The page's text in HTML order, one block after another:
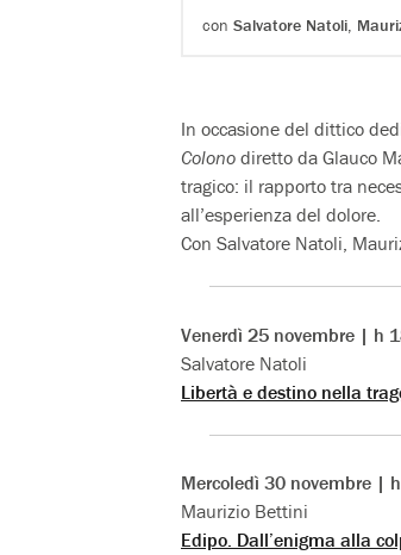
conSalvatore Natoli,
In occasione del dittico
Colono diretto da Glauco
tragico: il rapporto tra
all’esperienza del dolore.
Con Salvatore Natoli,
Venerdì 25 novembre | h
Salvatore Natoli
Libertà e destino nella
Mercoledì 30 novembre |
Maurizio Bettini
Edipo. Dall’enigma alla